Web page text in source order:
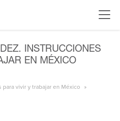
INSTRUCCIONES
EN MÉXICO
vivir y trabajar en México